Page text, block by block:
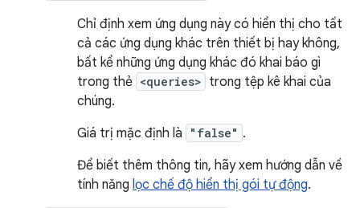
Chỉ định xem ứng dụng này có hiển thị cho tất
cả các ứng dụng khác trên thiết bị hay không,
bất kể những ứng dụng khác đó khai báo gì
trong thẻ <queries> trong tệp kê khai của
chúng.
Giá trị mặc định là
"false" .
Để biết thêm thông tin, hãy xem hướng dẫn về
tính năng lọc chế độ hiển thị gói tự động.